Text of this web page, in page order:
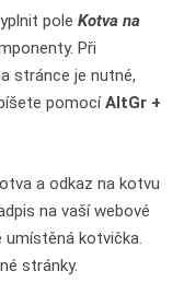
pole Kotva na
Při
stránce je nutné,
pomocíAltGr +
a odkaz na kotvu
na vaší webové
umístěná kotvička.
stránky.